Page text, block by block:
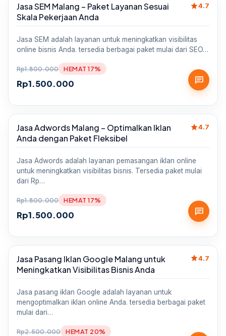
Sale
Jasa SEM Malang – Paket Layanan Sesuai
Skala Pekerjaan Anda
star4.7
Jasa SEM adalah layanan untuk meningkatkan visibilitas
online bisnis Anda. tersedia berbagai paket mulai dari SEO…
Rp1.800.000
Rp1.500.000
HEMAT 17%
chat
Sale
Jasa Adwords Malang – Optimalkan Iklan
Anda dengan Paket Fleksibel
star4.7
Jasa Adwords adalah layanan pemasangan iklan online
untuk meningkatkan visibilitas bisnis. Tersedia paket mulai
dari Rp…
Rp1.800.000
Rp1.500.000
HEMAT 17%
chat
Sale
Jasa Pasang Iklan Google Malang untuk
Meningkatkan Visibilitas Bisnis Anda
star4.7
Jasa pasang iklan Google adalah layanan untuk
mengoptimalkan iklan online Anda. tersedia berbagai paket
mulai dari…
Rp2.500.000 HEMAT 20%